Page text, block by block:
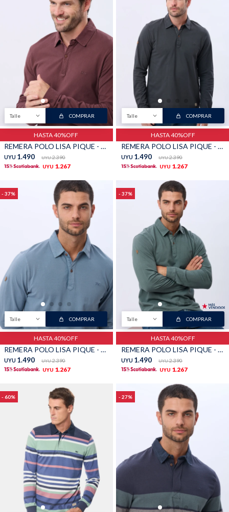
Talle COMPRAR
HASTA 40%OFF
REMERA POLO LISA PIQUE - Bordo
UYU 1.490 UYU 2.390
UYU 1.267
Talle COMPRAR
HASTA 40%OFF
REMERA POLO LISA PIQUE - Gris
UYU 1.490 UYU 2.390
UYU 1.267
37
Talle COMPRAR
HASTA 40%OFF
REMERA POLO LISA PIQUE - Piedra
UYU 1.490 UYU 2.390
UYU 1.267
37
Talle COMPRAR
HASTA 40%OFF
REMERA POLO LISA PIQUE - Verde
UYU 1.490 UYU 2.390
UYU 1.267
60 27
Buzos Pantalones
Camperas Chalecos
Canguros Jeans
Shorts Trajes
Sacos Calzado
Bolsos y valijas Accesorios
TALLES GRANDES